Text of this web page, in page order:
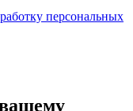
персональных